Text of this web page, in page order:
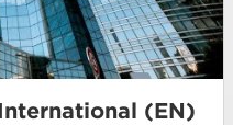
(EN)